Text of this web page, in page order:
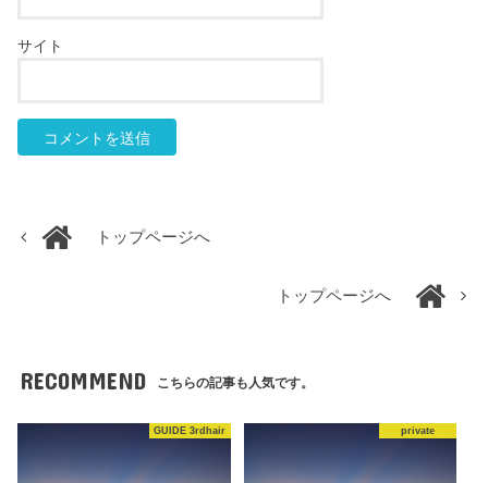
サイト
トップページへ
トップページへ
RECOMMEND こちらの記事も人気です。
GUIDE 3rdhair private